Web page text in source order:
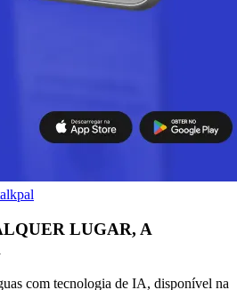
LUGAR, A
com tecnologia de IA, disponível na